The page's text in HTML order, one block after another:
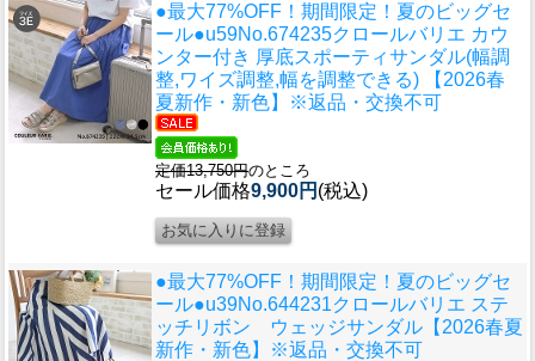
●最大77%OFF！期間限定！夏のビッグセ
ール●u59No.674235クロールバリエ カウ
ンター付き 厚底スポーティサンダル(幅調
整,ワイズ調整,幅を調整できる) 【2026春
夏新作・新色】※返品・交換不可
定価13,750円のところ
セール価格9,900円 (税込)
●最大77%OFF！期間限定！夏のビッグセ
ール●u39No.644231クロールバリエ ステ
ッチリボン ウェッジサンダル【2026春夏
新作・新色】※返品・交換不可